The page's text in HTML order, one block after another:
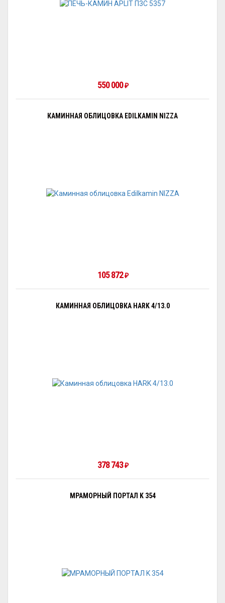
550 000₽
КАМИННАЯ ОБЛИЦОВКА EDILKAMIN NIZZA
105 872₽
КАМИННАЯ ОБЛИЦОВКА HARK 4/13.0
378 743₽
МРАМОРНЫЙ ПОРТАЛ K 354